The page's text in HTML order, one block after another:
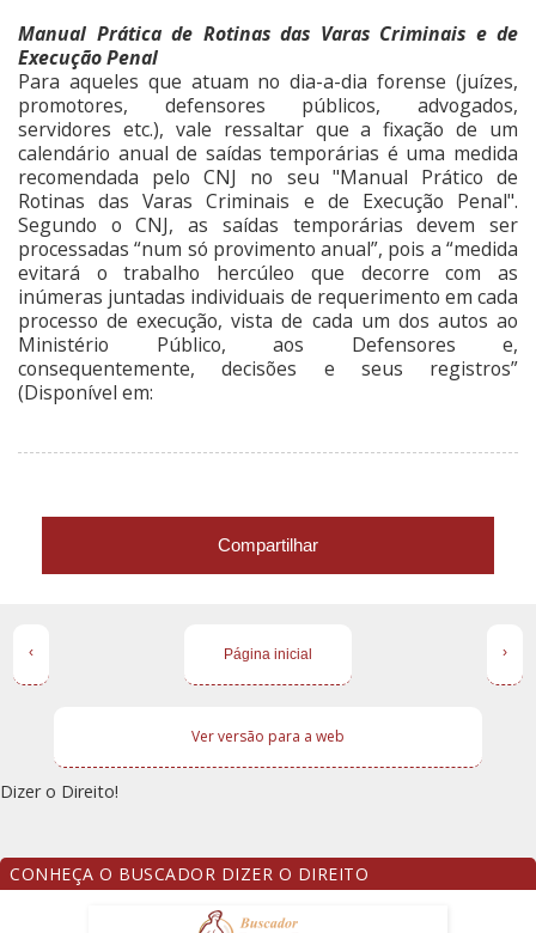
Manual Prática de Rotinas das Varas Criminais e de
Execução Penal
Para aqueles que atuam no dia-a-dia forense (juízes,
promotores, defensores públicos, advogados,
servidores etc.), vale ressaltar que a fixação de um
calendário anual de saídas temporárias é uma medida
recomendada pelo CNJ no seu "Manual Prático de
Rotinas das Varas Criminais e de Execução Penal".
Segundo o CNJ, as saídas temporárias devem ser
processadas “num só provimento anual”, pois a “medida
evitará o trabalho hercúleo que decorre com as
inúmeras juntadas individuais de requerimento em cada
processo de execução, vista de cada um dos autos ao
Ministério Público, aos Defensores e,
consequentemente, decisões e seus registros”
(Disponível em:
Compartilhar
‹ ›
Página inicial
Ver versão para a web
Dizer o Direito!
CONHEÇA O BUSCADOR DIZER O DIREITO